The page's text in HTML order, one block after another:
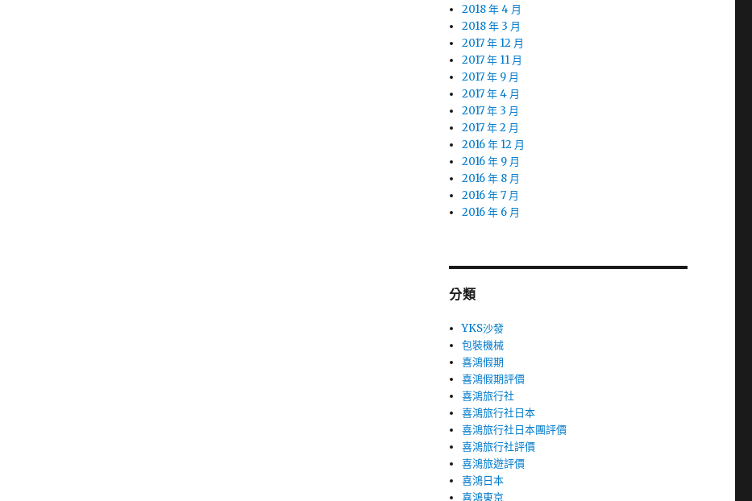
2018 年 4 月
2018 年 3 月
2017 年 12 月
2017 年 11 月
2017 年 9 月
2017 年 4 月
2017 年 3 月
2017 年 2 月
2016 年 12 月
2016 年 9 月
2016 年 8 月
2016 年 7 月
2016 年 6 月
分類
YKS沙發
包裝機械
喜鴻假期
喜鴻假期評價
喜鴻旅行社
喜鴻旅行社日本
喜鴻旅行社日本團評價
喜鴻旅行社評價
喜鴻旅遊評價
喜鴻日本
喜鴻東京